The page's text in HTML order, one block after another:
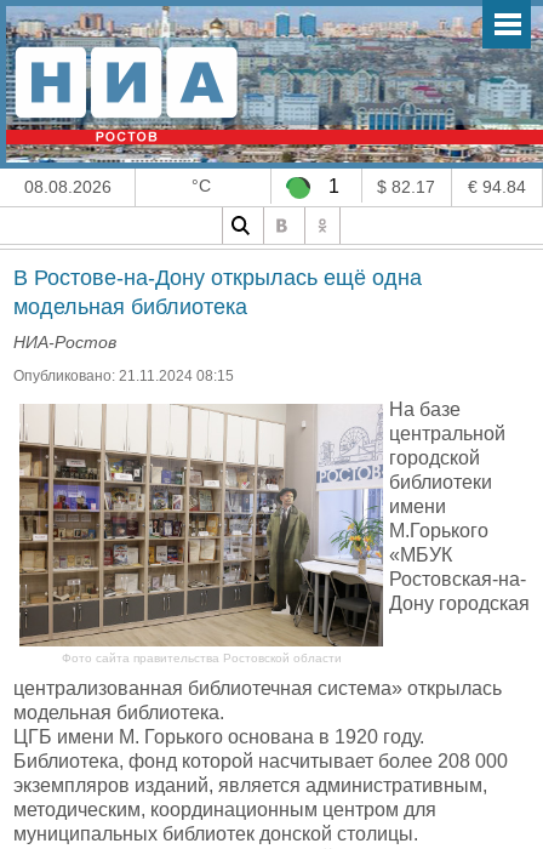
08.08.2026 °C 1 $ 82.17 € 94.84
В Ростове-на-Дону открылась ещё одна
модельная библиотека
НИА-Ростов
Опубликовано: 21.11.2024 08:15
Фото сайта правительства Ростовской области
На базе
центральной
городской
библиотеки
имени
М.Горького
«МБУК
Ростовская-на-
Дону городская
централизованная библиотечная система» открылась
модельная библиотека.
ЦГБ имени М. Горького основана в 1920 году.
Библиотека, фонд которой насчитывает более 208 000
экземпляров изданий, является административным,
методическим, координационным центром для
муниципальных библиотек донской столицы.